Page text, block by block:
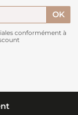
conformément à